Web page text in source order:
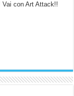
con Art Attack!!